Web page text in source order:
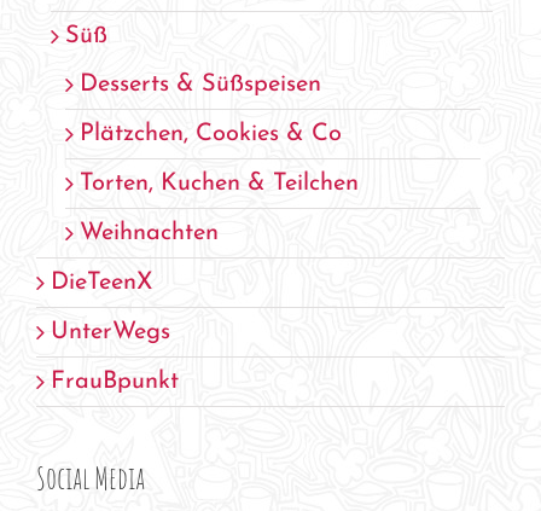
Süß
Desserts & Süßspeisen
Plätzchen, Cookies & Co
Torten, Kuchen & Teilchen
Weihnachten
DieTeenX
UnterWegs
FrauBpunkt
Social Media